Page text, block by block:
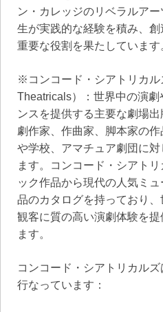
ン・カレッジのリベラルア
生が実践的な経験を積み、
重要な役割を果たしています
※コンコード・シアトリカル
Theatricals）：世界中の演
ンスを提供する主要な劇場
劇作家、作曲家、脚本家の
や学校、アマチュア劇団に
ます。コンコード・シアト
ック作品から現代の人気ミ
品のカタログを持っており
観客に質の高い演劇体験を
ます。
コンコード・シアトリカル
行なっています：